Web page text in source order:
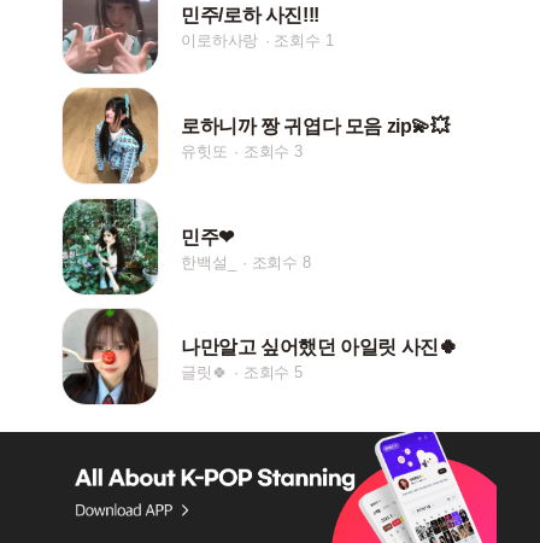
민주/로하 사진!!!
이로하사랑 조회수 1
로하니까 짱 귀엽다 모음 zip💫💥
유힛또 조회수 3
민주❤︎
한백설_ 조회수 8
나만알고 싶어했던 아일릿 사진🍀
글릿🍀 조회수 5